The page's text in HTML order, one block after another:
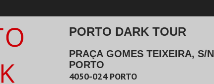
PORTO DARK TOUR
PRAÇA GOMES TEIXEIRA, S/N
PORTO
4050-024 PORTO